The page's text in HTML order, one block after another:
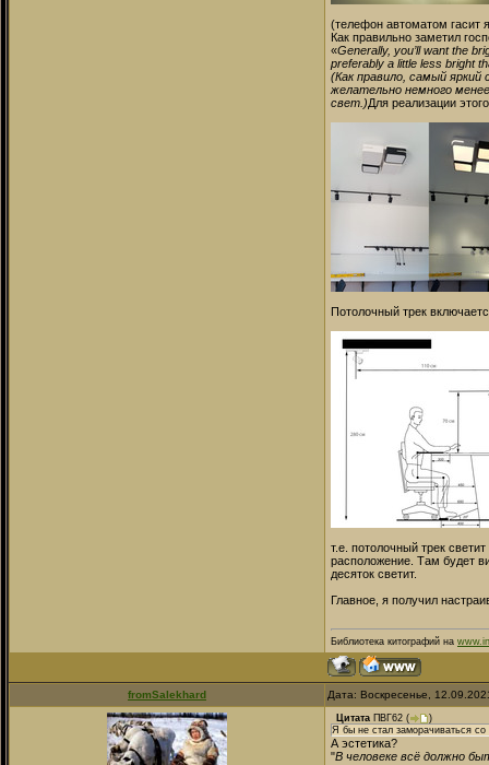
(телефон автоматом гасит
Как правильно заметил
«Generally, you’ll want the
preferably a little less bright
(Как правило, самый
желательно немного
свет.)Для реализации
Потолочный трек
т.е. потолочный трек
расположение. Там будет
десяток светит.
Главное, я получил
Библиотека китографий на
fromSalekhard Дата: Воскресенье,
Цитата ПВГ62 (
)
Я бы не стал заморачиваться
А эстетика?
"В человеке всё должно